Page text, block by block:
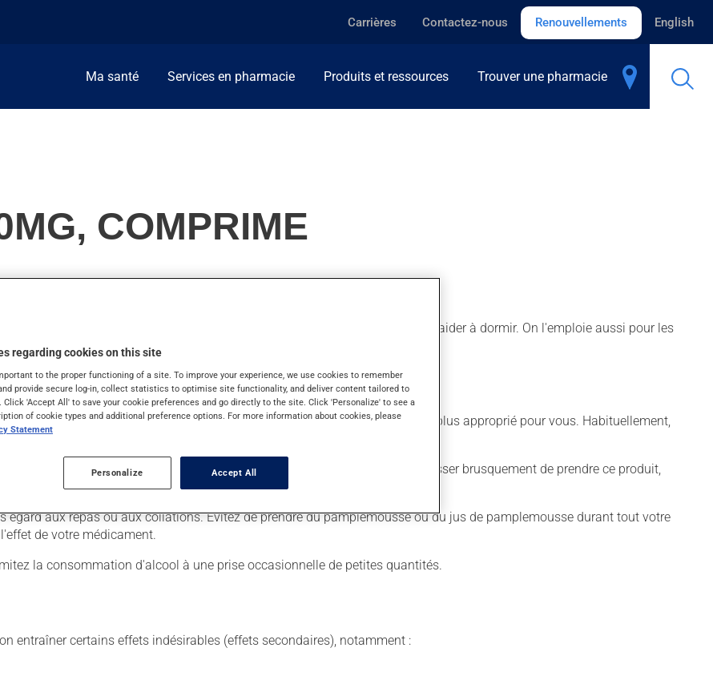
Carrières Contactez-nous Renouvellements English
Ma santé Services en pharmacie Produits et ressources Trouver une pharmacie
COMPRIME
Habituellement, on l'utilise pour combattre la nervosité et l'anxiété ou pour aider à dormir. On l'emploie aussi pour les
peut sentir son action en quelques minutes.
possible que votre pharmacien vous ait indiqué un horaire différent qui est plus approprié pour vous. Habituellement,
N'en utilisez pas plus, ni plus souvent qu'indiqué. Il est déconseillé de cesser brusquement de prendre ce produit,
cesser de l'utiliser, discutez-en avec votre pharmacien.
égard aux repas ou aux collations. Évitez de prendre du pamplemousse ou du jus de pamplemousse durant tout votre
de votre médicament.
la consommation d'alcool à une prise occasionnelle de petites quantités.
entraîner certains effets indésirables (effets secondaires), notamment :
regarding cookies on this site
to the proper functioning of a site. To improve your experience, we use cookies to remember
provide secure log-in, collect statistics to optimise site functionality, and deliver content tailored to
Click 'Accept All' to save your cookie preferences and go directly to the site. Click 'Personalize' to see a
of cookie types and additional preference options. For more information about cookies, please
Statement
Personalize Accept All